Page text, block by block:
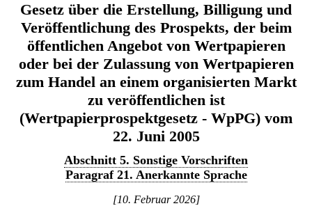
Gesetz über die Erstellung, Billigung und
Veröffentlichung des Prospekts, der beim
öffentlichen Angebot von Wertpapieren
oder bei der Zulassung von Wertpapieren
zum Handel an einem organisierten Markt
zu veröffentlichen ist
(Wertpapierprospektgesetz - WpPG) vom
22. Juni 2005
Abschnitt 5. Sonstige Vorschriften
Paragraf 21. Anerkannte Sprache
[10. Februar 2026]